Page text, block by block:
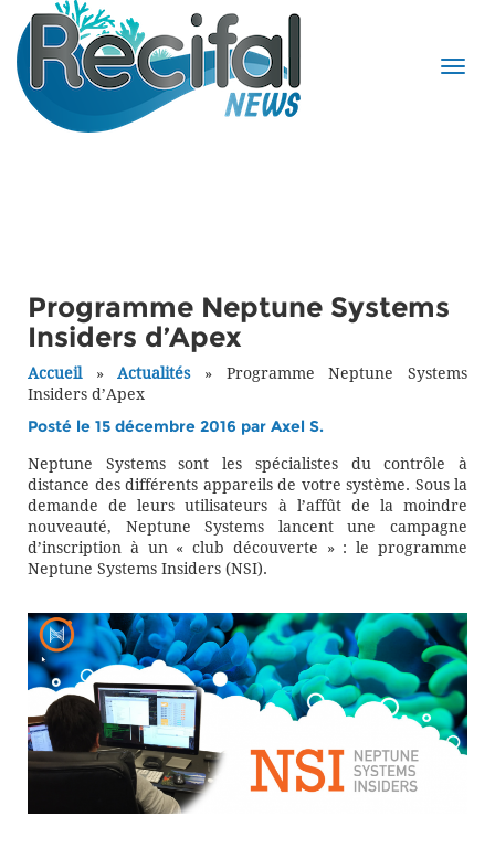
Programme Neptune Systems
Insiders d’Apex
Accueil»Actualités» Programme Neptune Systems
Insiders d’Apex
Posté le 15 décembre 2016 par Axel S.
Neptune Systems sont les spécialistes du contrôle à
distance des différents appareils de votre système. Sous la
demande de leurs utilisateurs à l’affût de la moindre
nouveauté, Neptune Systems lancent une campagne
d’inscription à un « club découverte » : le programme
Neptune Systems Insiders (NSI).